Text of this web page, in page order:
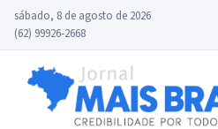
sábado, 8 de agosto de 2026
(62) 99926-2668